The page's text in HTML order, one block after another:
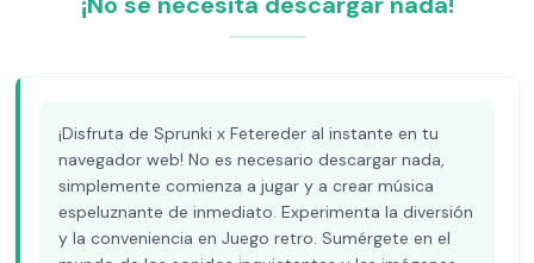
¡Disfruta de Sprunki x Fetereder al instante en tu
navegador web! No es necesario descargar nada,
simplemente comienza a jugar y a crear música
espeluznante de inmediato. Experimenta la diversión
y la conveniencia en Juego retro. Sumérgete en el